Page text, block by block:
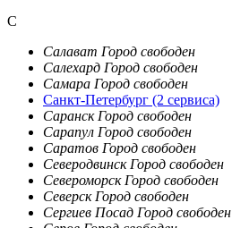
С
Салават Город свободен
Салехард Город свободен
Самара Город свободен
Санкт-Петербург (2 сервиса)
Саранск Город свободен
Сарапул Город свободен
Саратов Город свободен
Северодвинск Город свободен
Североморск Город свободен
Северск Город свободен
Сергиев Посад Город свободен